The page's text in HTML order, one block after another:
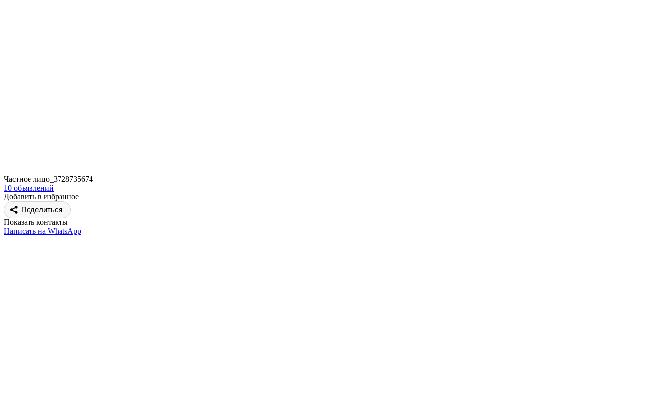
Частное лицо_3728735674
10 объявлений
Добавить в избранное
Поделиться
Показать контакты
Написать на WhatsApp